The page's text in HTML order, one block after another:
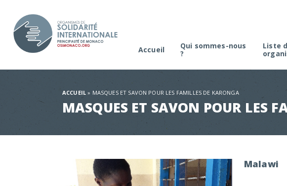
Accueil
Qui sommes-nous
?
Liste
ACCUEIL » MASQUES ET SAVON POUR LES FAMILLES DE KARONGA
MASQUES ET SAVON POUR LES
Malawi